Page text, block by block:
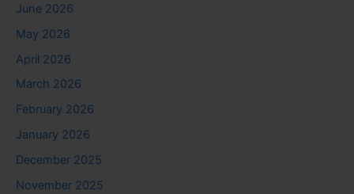
June 2026
May 2026
April 2026
March 2026
February 2026
January 2026
December 2025
November 2025